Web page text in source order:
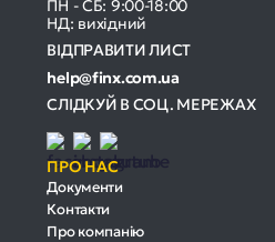
ПН - СБ: 9:00-18:00
НД: вихідний
ВІДПРАВИТИ ЛИСТ
help@finx.com.ua
СЛІДКУЙ В СОЦ. МЕРЕЖАХ
ПРО НАС
Документи
Контакти
Про компанію